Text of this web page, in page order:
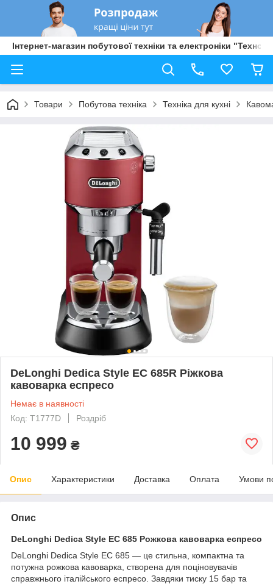
Інтернет-магазин побутової техніки та електроніки "Техно
Товари Побутова техніка Техніка для кухні
DeLonghi Dedica Style EC 685R Ріжкова
кавоварка еспресо
Немає в наявності
Код: T1777D
Роздріб
10 999 ₴
Опис Характеристики Доставка Оплата Умови
Опис
DeLonghi Dedica Style EC 685 Рожкова кавоварка еспресо
DeLonghi Dedica Style EC 685 — це стильна, компактна та
потужна рожкова кавоварка, створена для поціновувачів
справжнього італійського еспресо. Завдяки тиску 15 бар та